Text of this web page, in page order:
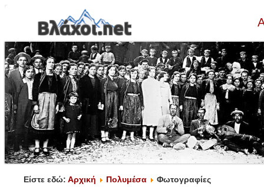
Είστε εδώ: Αρχική Πολυμέσα Φωτογραφίες